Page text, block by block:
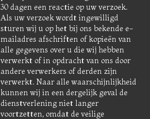
30 dagen een reactie op uw verzoek.
Als uw verzoek wordt ingewilligd
sturen wij u op het bij ons bekende e-
mailadres afschriften of kopieën van
alle gegevens over u die wij hebben
verwerkt of in opdracht van ons door
andere verwerkers of derden zijn
verwerkt. Naar alle waarschijnlijkheid
kunnen wij in een dergelijk geval de
dienstverlening niet langer
voortzetten, omdat de veilige